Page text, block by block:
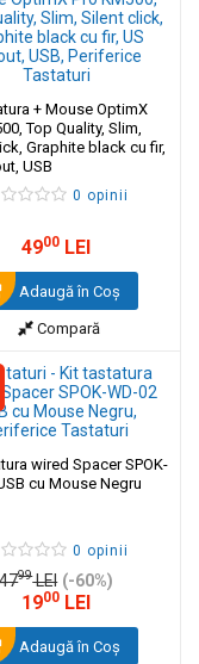
+ Mouse OptimX
Top Quality, Slim,
Graphite black cu fir,
USB
0 opinii
4900 LEI
Adaugă în Coş
Compară
wired Spacer SPOK-
cu Mouse Negru
0 opinii
4799LEI (-60%)
1900 LEI
Adaugă în Coş